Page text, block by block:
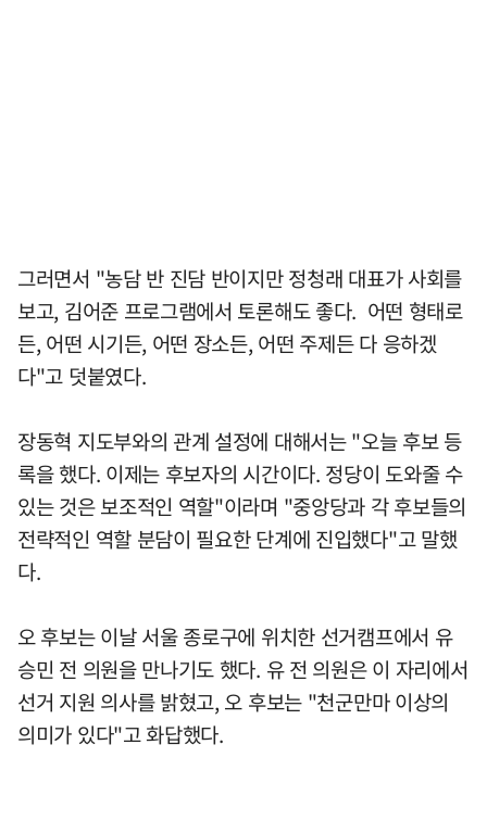
그러면서 "농담 반 진담 반이지만 정청래 대표가 사회를
보고, 김어준 프로그램에서 토론해도 좋다. 어떤 형태로
든, 어떤 시기든, 어떤 장소든, 어떤 주제든 다 응하겠
다"고 덧붙였다.
장동혁 지도부와의 관계 설정에 대해서는 "오늘 후보 등
록을 했다. 이제는 후보자의 시간이다. 정당이 도와줄 수
있는 것은 보조적인 역할"이라며 "중앙당과 각 후보들의
전략적인 역할 분담이 필요한 단계에 진입했다"고 말했
다.
오 후보는 이날 서울 종로구에 위치한 선거캠프에서 유
승민 전 의원을 만나기도 했다. 유 전 의원은 이 자리에서
선거 지원 의사를 밝혔고, 오 후보는 "천군만마 이상의
의미가 있다"고 화답했다.